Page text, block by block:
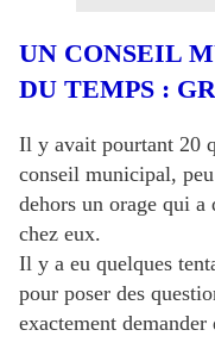
UN CONSEIL
DU TEMPS :
Il y avait pourtant 20
conseil municipal,
dehors un orage qui
chez eux.
Il y a eu quelques
pour poser des
exactement demander